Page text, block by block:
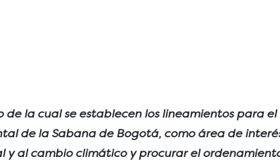
de la cual se establecen los lineamientos para
de la Sabana de Bogotá, como área de
al cambio climático y procurar el